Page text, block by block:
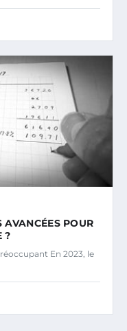
AVANCÉES POUR
?
En 2023, le